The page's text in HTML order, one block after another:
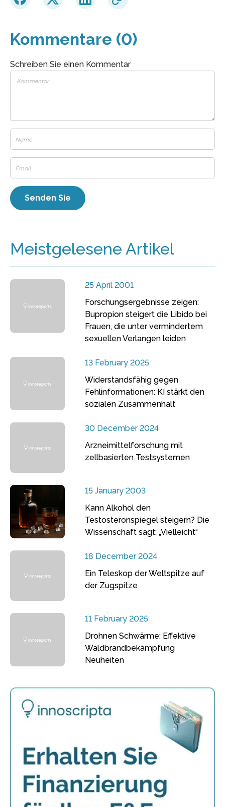
Kommentare (0)
Schreiben Sie einen Kommentar
Meistgelesene Artikel
25 April 2001
Forschungsergebnisse zeigen:
Bupropion steigert die Libido bei
Frauen, die unter vermindertem
sexuellen Verlangen leiden
13 February 2025
Widerstandsfähig gegen
Fehlinformationen: KI stärkt den
sozialen Zusammenhalt
30 December 2024
Arzneimittelforschung mit
zellbasierten Testsystemen
15 January 2003
Kann Alkohol den
Testosteronspiegel steigern? Die
Wissenschaft sagt: „Vielleicht“
18 December 2024
Ein Teleskop der Weltspitze auf
der Zugspitze
11 February 2025
Drohnen Schwärme: Effektive
Waldbrandbekämpfung
Neuheiten